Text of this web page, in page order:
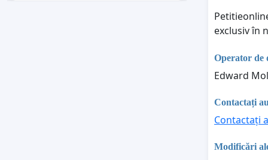
exclusiv în
Operator de
Edward
Contactați
Contactați
Modificări